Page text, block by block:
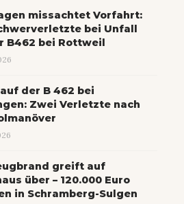
missachtet Vorfahrt:
bei Unfall
B462 bei Rottweil
der B 462 bei
Zwei Verletzte nach
greift auf
über – 120.000 Euro
in Schramberg-Sulgen